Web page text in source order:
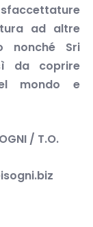
ad altre
nonché Sri
da coprire
mondo e
/ T.O.